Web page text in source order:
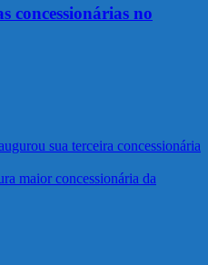
concessionárias no
sua terceira concessionária
maior concessionária da